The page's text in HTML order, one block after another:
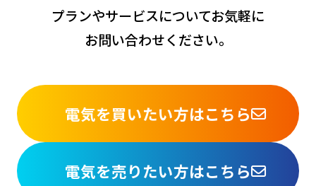
プランやサービスについてお気軽に
お問い合わせください。
電気を買いたい方はこちら
電気を売りたい方はこちら